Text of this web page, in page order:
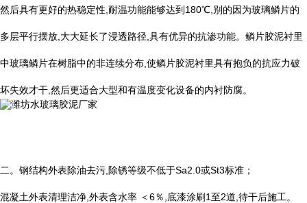
然后具有更好的热稳定性 耐温功能能够达到 180℃ 别的因为玻璃鳞片的
多层平行摆放 大大延长了浸透路径 具有优异的抗渗功能。鳞片胶泥衬里
中玻璃鳞片在树脂中的非连续分布 使鳞片胶泥衬里具有抱负的抗应力破
坏失效才干 然后更适合大型和有温度变化设备的内衬防腐。
二。钢结构外表除油去污 除锈等级不低于Sa2.0或St3标准；
混凝土外表清理洁净 外表含水率 ＜6％ 底漆涂刷 1至2道 待干后施工。